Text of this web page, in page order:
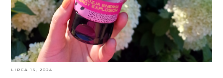
LIPCA 15, 2024